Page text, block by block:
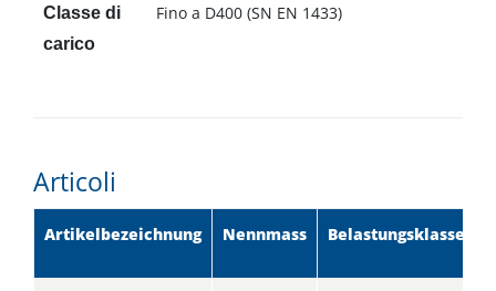
Classe di
carico
Fino a D400 (SN EN 1433)
Articoli
Artikelbezeichnung Nennmass Belastungsklasse